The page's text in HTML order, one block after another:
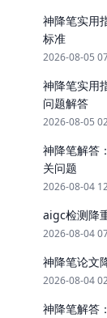
神降笔实用
标准
2026-08-05
神降笔实用
问题解答
2026-08-05
神降笔解答
关问题
2026-08-04
aigc检测降
2026-08-04
神降笔论文
2026-08-04
神降笔解答